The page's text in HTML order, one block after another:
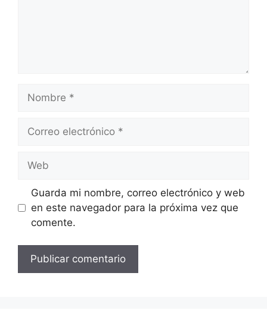
electrónico
Guarda mi nombre, correo electrónico y web
en este navegador para la próxima vez que
comente.